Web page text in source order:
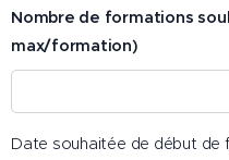
Nombre de formations
max/formation)
Date souhaitée de début de